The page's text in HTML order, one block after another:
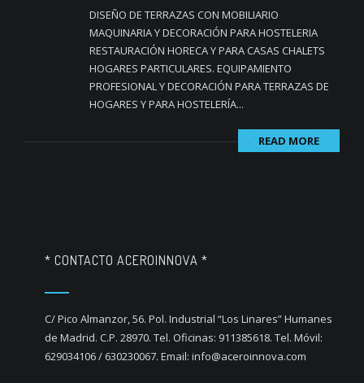
DISEÑO DE TERRAZAS CON MOBILIARIO
MAQUINARIA Y DECORACIÓN PARA HOSTELERIA
RESTAURACIÓN HORECA Y PARA CASAS CHALETS
HOGARES PARTICULARES. EQUIPAMIENTO
PROFESIONAL Y DECORACIÓN PARA TERRAZAS DE
HOGARES Y PARA HOSTELERÍA...
READ MORE
* CONTACTO ACEROINNOVA *
C/ Pico Almanzor, 56. Pol. Industrial “Los Linares” Humanes
de Madrid. C.P. 28970. Tel. Oficinas: 911385618. Tel. Móvil:
629034106 / 630230067. Email: info@aceroinnova.com